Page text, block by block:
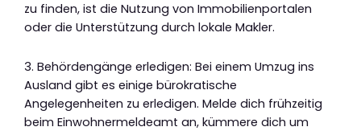
zu finden, ist die Nutzung von Immobilienportalen
oder die Unterstützung durch lokale Makler.
3. Behördengänge erledigen: Bei einem Umzug ins
Ausland gibt es einige bürokratische
Angelegenheiten zu erledigen. Melde dich frühzeitig
beim Einwohnermeldeamt an, kümmere dich um